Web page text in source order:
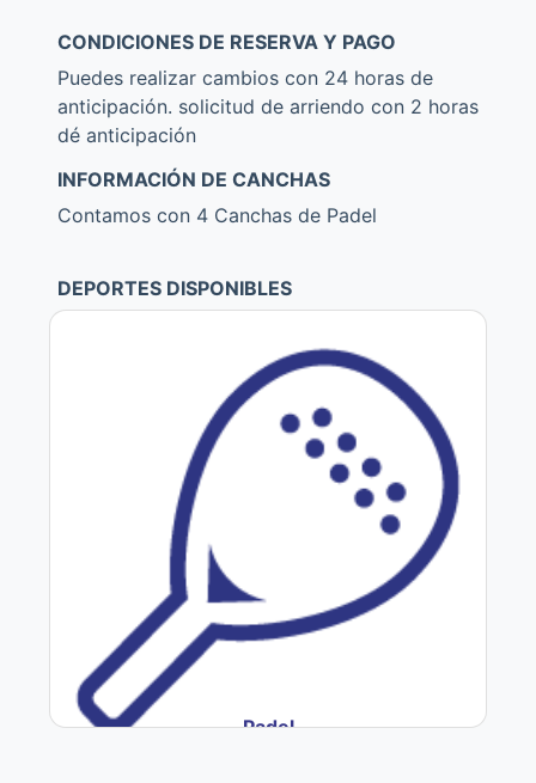
CONDICIONES DE RESERVA Y PAGO
Puedes realizar cambios con 24 horas de
anticipación. solicitud de arriendo con 2 horas
dé anticipación
INFORMACIÓN DE CANCHAS
Contamos con 4 Canchas de Padel
DEPORTES DISPONIBLES
Padel